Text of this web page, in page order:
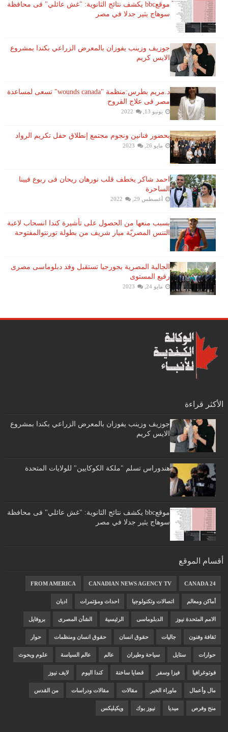
موقعbbc يكشف نتائج الثانوية: "غش عائلي" فى محافظة
سوهاج يثير جدلا في مصر
جوزيف وزينب يفوزان بالمعرض الزراعي بكندا بمشروع
الايس كريم
د.مريم بطرس:منظمة "wounds canada" تسعى لمساعدة
مصر فى علاج القروح
يونيو 13, 2022
بحضور فنانين ونجوم مجتمع إنطلاق حفل تكريم الرواد
مايو 26, 2023
احمد شاكر يخطف قلب نورهان ريحان فى ربوع فيينا
الساحرة
أغسطس 29, 2022
بسبب منعها من الحصول على تأشيرة كندا انسحاب لاعبة ​
التنس​ المصريّة ​ميار شريف​ من بطولة ​تورنتو​المفتوحة
الجالية المصرية بجورجيا تستقبل وفد دبلوماسى مصرى
رفيع المستوى
مايو 24, 2023
الأكثر قراءة
جوزيف وزينب يفوزان بالمعرض الزراعي بكندا بمشروع
الايس كريم
هندوراس تسلم "ملكة الكوكايين" للولايات المتحدة
موقعbbc يكشف نتائج الثانوية: "غش عائلي" فى محافظة
سوهاج يثير جدلا في مصر
أقسام الموقع
CANADA 24
CANADIAN NEWS AGENCY TV
FROM AMERICA
أماكن ومعالم اتصالات وتكنولوجيا احداث ومؤتمرات اديان
الامم المتحدة نيوز الدبلوماسى الرئيسية الشأن المصرى بروفايل
ثقافة وفنون جاليات حقوق انسان حقوق انسان ومنظمات حوار
حوارات ستايل سياحة وطيران عالم عالم السياسة علوم وبحوث
فوتوغرافيا فيزا وسفر قضايا ساخنة كندا اليوم لايف نيوز
مال وأعمال ماوراء الخبر مقالات مقالات ودراسات من القدس
منح وفرص ميديا نيوز بوك ويكيليكس